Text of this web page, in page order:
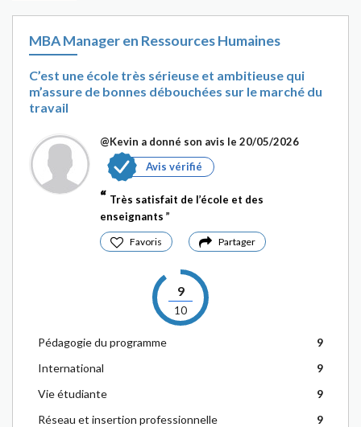
MBA Manager en Ressources Humaines
C’est une école très sérieuse et ambitieuse qui
m’assure de bonnes débouchées sur le marché du
travail
@Kevin a donné son avis le 20/05/2026
Avis vérifié
Très satisfait de l’école et des
enseignants
Favoris Partager
9
10
Pédagogie du programme
9
International
9
Vie étudiante
9
Réseau et insertion professionnelle
9